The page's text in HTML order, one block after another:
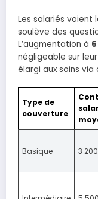
Les salariés voient
soulève des
L’augmentation à
négligeable sur
élargi aux soins
Type de
couverture
Basique 3 200